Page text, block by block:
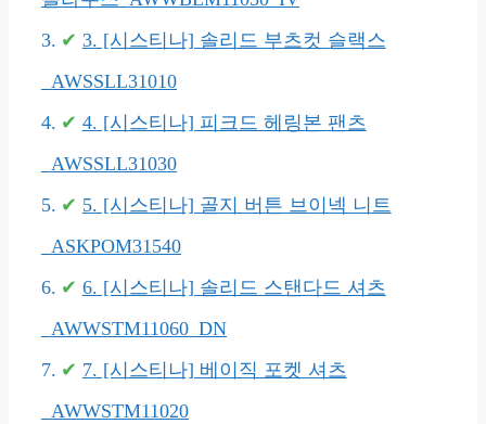
3. [시스티나] 솔리드 부츠컷 슬랙스
_AWSSLL31010
4. [시스티나] 피크드 헤링본 팬츠
_AWSSLL31030
5. [시스티나] 골지 버튼 브이넥 니트
_ASKPOM31540
6. [시스티나] 솔리드 스탠다드 셔츠
_AWWSTM11060_DN
7. [시스티나] 베이직 포켓 셔츠
_AWWSTM11020